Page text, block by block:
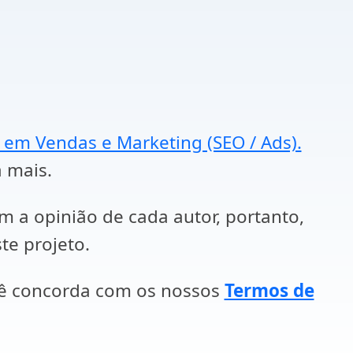
Vendas e Marketing (SEO / Ads).
mais.
a opinião de cada autor, portanto,
projeto.
concorda com os nossos Termos de